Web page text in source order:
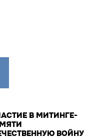
В МИТИНГЕ-
ВОЙНУ